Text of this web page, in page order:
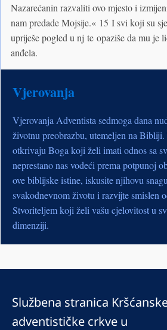
Nazarećanin razvaliti ovo mjesto i
nam predade Mojsije.« 15 I svi koji su
upriješe pogled u nj te opaziše da mu je
anđela.
Vjerovanja
Vjerovanja Adventista sedmoga dana
životnu preobrazbu, utemeljen na Bibliji.
otkrivaju Boga koji želi imati odnos sa
neprestano nas vodeći prema potpunoj
ove biblijske istine, iskusite njihovu
svakodnevnom životu i razvijte smislen
Stvoriteljem koji želi vašu cjelovitost u
dimenziji.
Službena stranica
adventističke crkve u